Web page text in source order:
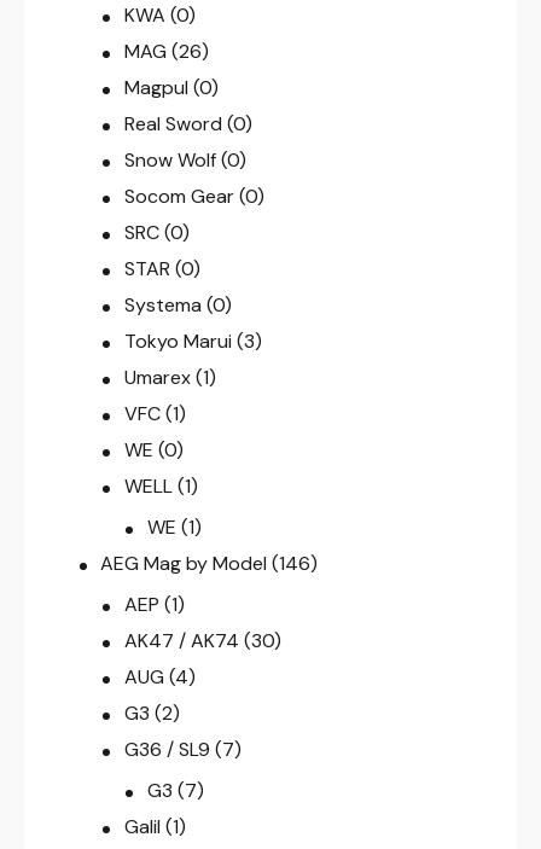
KWA (0)
MAG (26)
Magpul (0)
Real Sword (0)
Snow Wolf (0)
Socom Gear (0)
SRC (0)
STAR (0)
Systema (0)
Tokyo Marui (3)
Umarex (1)
VFC (1)
WE (0)
WELL (1)
WE (1)
AEG Mag by Model (146)
AEP (1)
AK47 / AK74 (30)
AUG (4)
G3 (2)
G36 / SL9 (7)
G3 (7)
Galil (1)